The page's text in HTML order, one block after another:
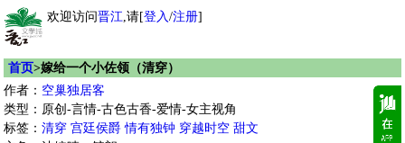
欢迎访问晋江,请[登入/注册]
首页>嫁给一个小佐领（清穿）
作者： 空巢独居客
类型：原创-言情-古色古香-爱情-女主视角
标签： 清穿 宫廷侯爵 情有独钟 穿越时空 甜文